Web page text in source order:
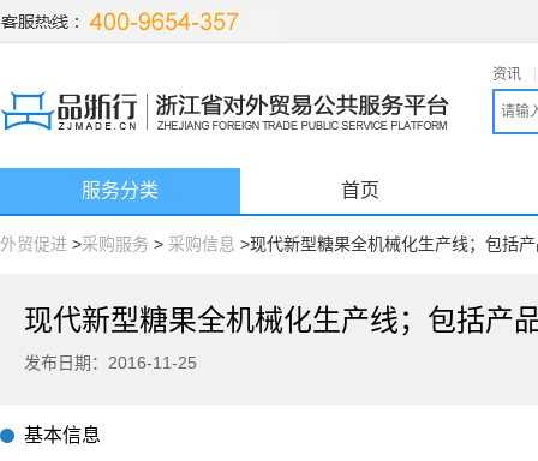
资讯
服务分类 首页
外贸促进 >采购服务 > 采购信息 >现代新型糖果全机械化生产线；包括
发布日期：2016-11-25
基本信息